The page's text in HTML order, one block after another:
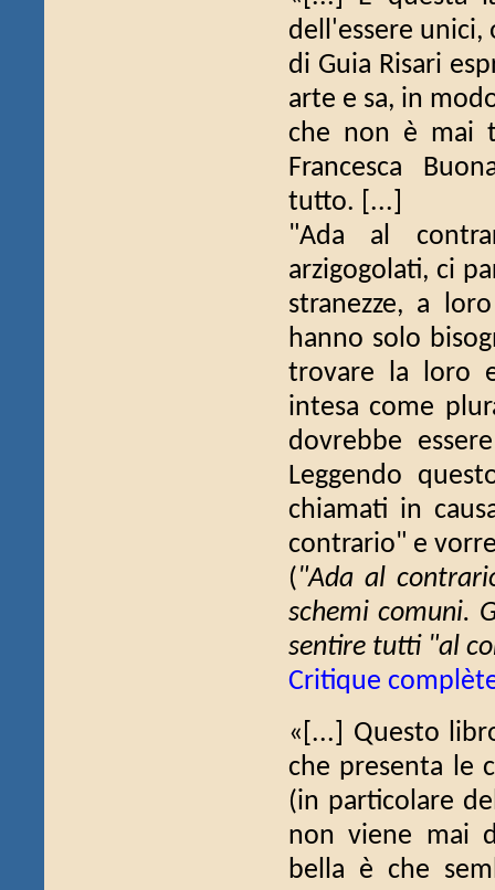
dell'essere unici,
di Guia Risari
arte e sa, in
che non è mai
Francesca
tutto. [...]
"Ada al
arzigogolati, ci
stranezze, a
hanno solo
trovare la loro
intesa come
dovrebbe
Leggendo
chiamati in
contrario" e
( "Ada al
schemi comuni.
sentire tutti "al
Critique
«[...] Questo
che presenta le
(in particolare
non viene mai
bella è che